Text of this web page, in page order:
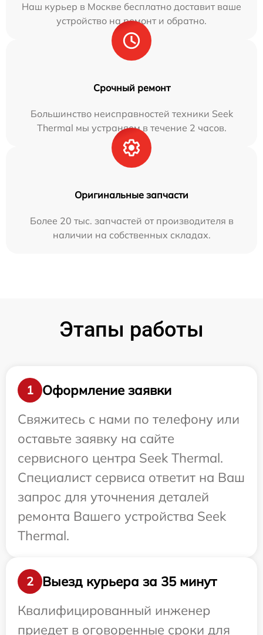
Наш курьер в Москве бесплатно доставит ваше
устройство на ремонт и обратно.
Срочный ремонт
Большинство неисправностей техники Seek
Thermal мы устраняем в течение 2 часов.
Оригинальные запчасти
Более 20 тыс. запчастей от производителя в
наличии на собственных складах.
Этапы работы
1
Оформление заявки
Свяжитесь с нами по телефону или
оставьте заявку на сайте
сервисного центра Seek Thermal.
Специалист сервиса ответит на Ваш
запрос для уточнения деталей
ремонта Вашего устройства Seek
Thermal.
2
Выезд курьера за 35 минут
Квалифицированный инженер
приедет в оговоренные сроки для